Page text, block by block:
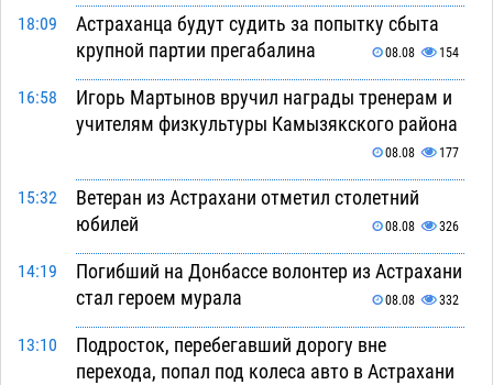
18:09
Астраханца будут судить за попытку сбыта
крупной партии прегабалина
08.08 154
16:58
Игорь Мартынов вручил награды тренерам и
учителям физкультуры Камызякского района
08.08 177
15:32
Ветеран из Астрахани отметил столетний
юбилей
08.08 326
14:19
Погибший на Донбассе волонтер из Астрахани
стал героем мурала
08.08 332
13:10
Подросток, перебегавший дорогу вне
перехода, попал под колеса авто в Астрахани